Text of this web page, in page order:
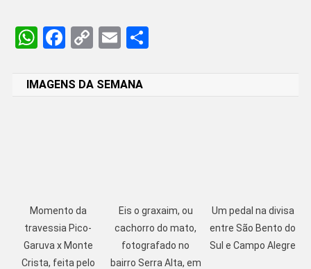
WhatsApp
Facebook
CopyEmailShare
IMAGENS DA SEMANA
Momento da
travessia Pico-
Garuva x Monte
Crista, feita pelo
Eis o graxaim, ou
cachorro do mato,
fotografado no
bairro Serra Alta, em
Um pedal na divisa
entre São Bento do
Sul e Campo Alegre